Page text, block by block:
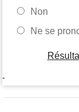
Non
Ne se
-